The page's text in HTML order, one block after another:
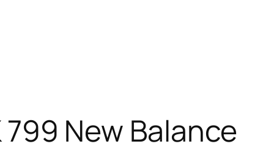
799 New Balance